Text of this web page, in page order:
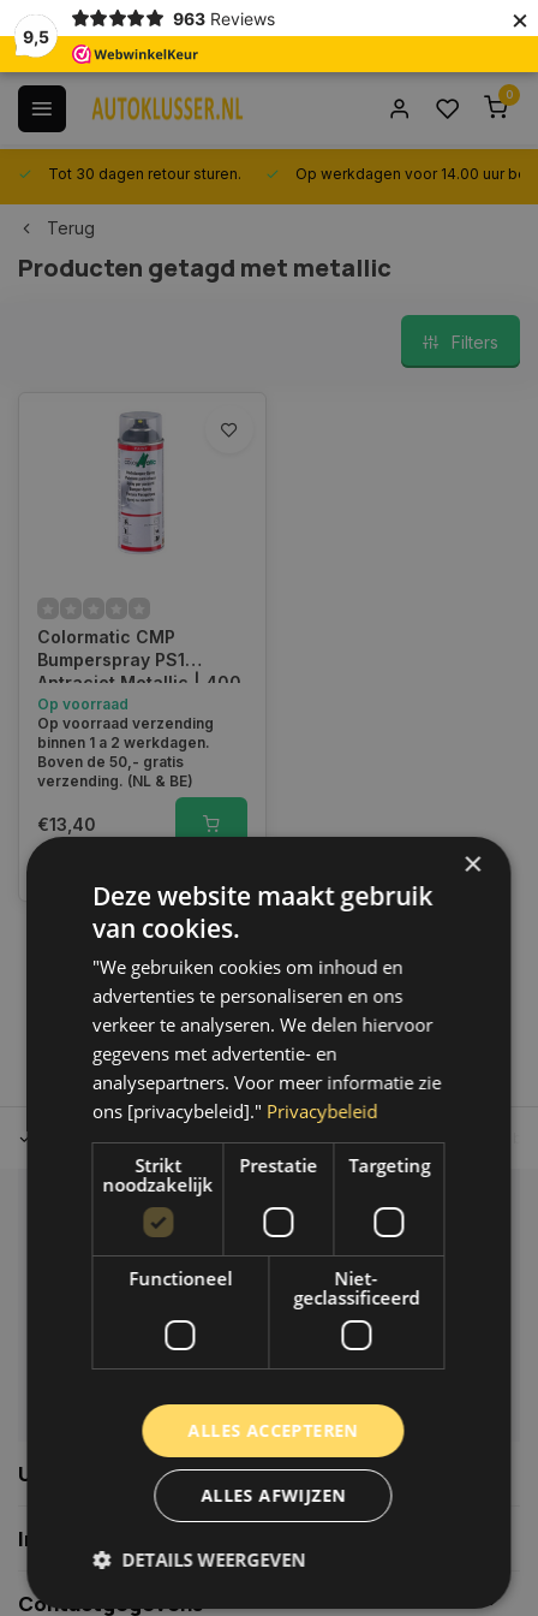
9,5
963 Reviews ×
0
Tot 30 dagen retour sturen. Op werkdagen voor 14.00 uur
Terug
Producten getagd met metallic
Filters
Colormatic CMP
Bumperspray PS1
Antraciet Metallic | 400
ML | 368950
Op voorraad
Op voorraad verzending
binnen 1 a 2 werkdagen.
Boven de 50,- gratis
verzending. (NL & BE)
€13,40
1
Tot 30 dagen retour sturen. Op werkdagen voor 14.00 uur
Klantenservice
Veelgestelde vragen
06-39119169
info@autoklusser.nl
Usefull links
Informatie
Contactgegevens
×
Deze website maakt gebruik
van cookies.
"We gebruiken cookies om inhoud en
advertenties te personaliseren en ons
verkeer te analyseren. We delen hiervoor
gegevens met advertentie- en
analysepartners. Voor meer informatie zie
ons [privacybeleid]." Privacybeleid
Strikt
noodzakelijk
Prestatie Targeting
Functioneel
Niet-
geclassificeerd
ALLES ACCEPTEREN
ALLES AFWIJZEN
DETAILS WEERGEVEN